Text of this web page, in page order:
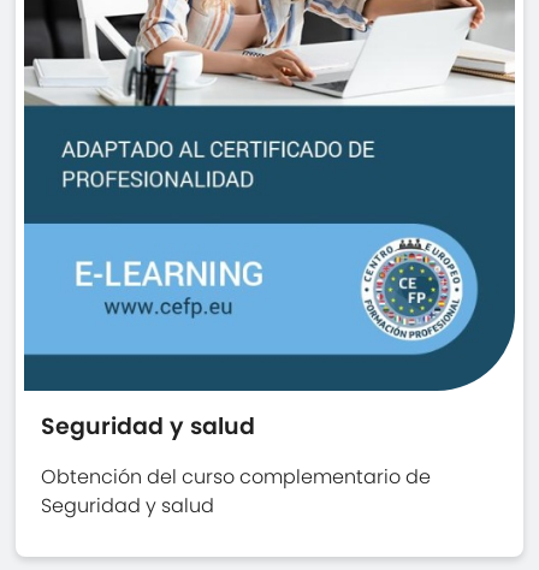
Seguridad y salud
Obtención del curso complementario de
Seguridad y salud